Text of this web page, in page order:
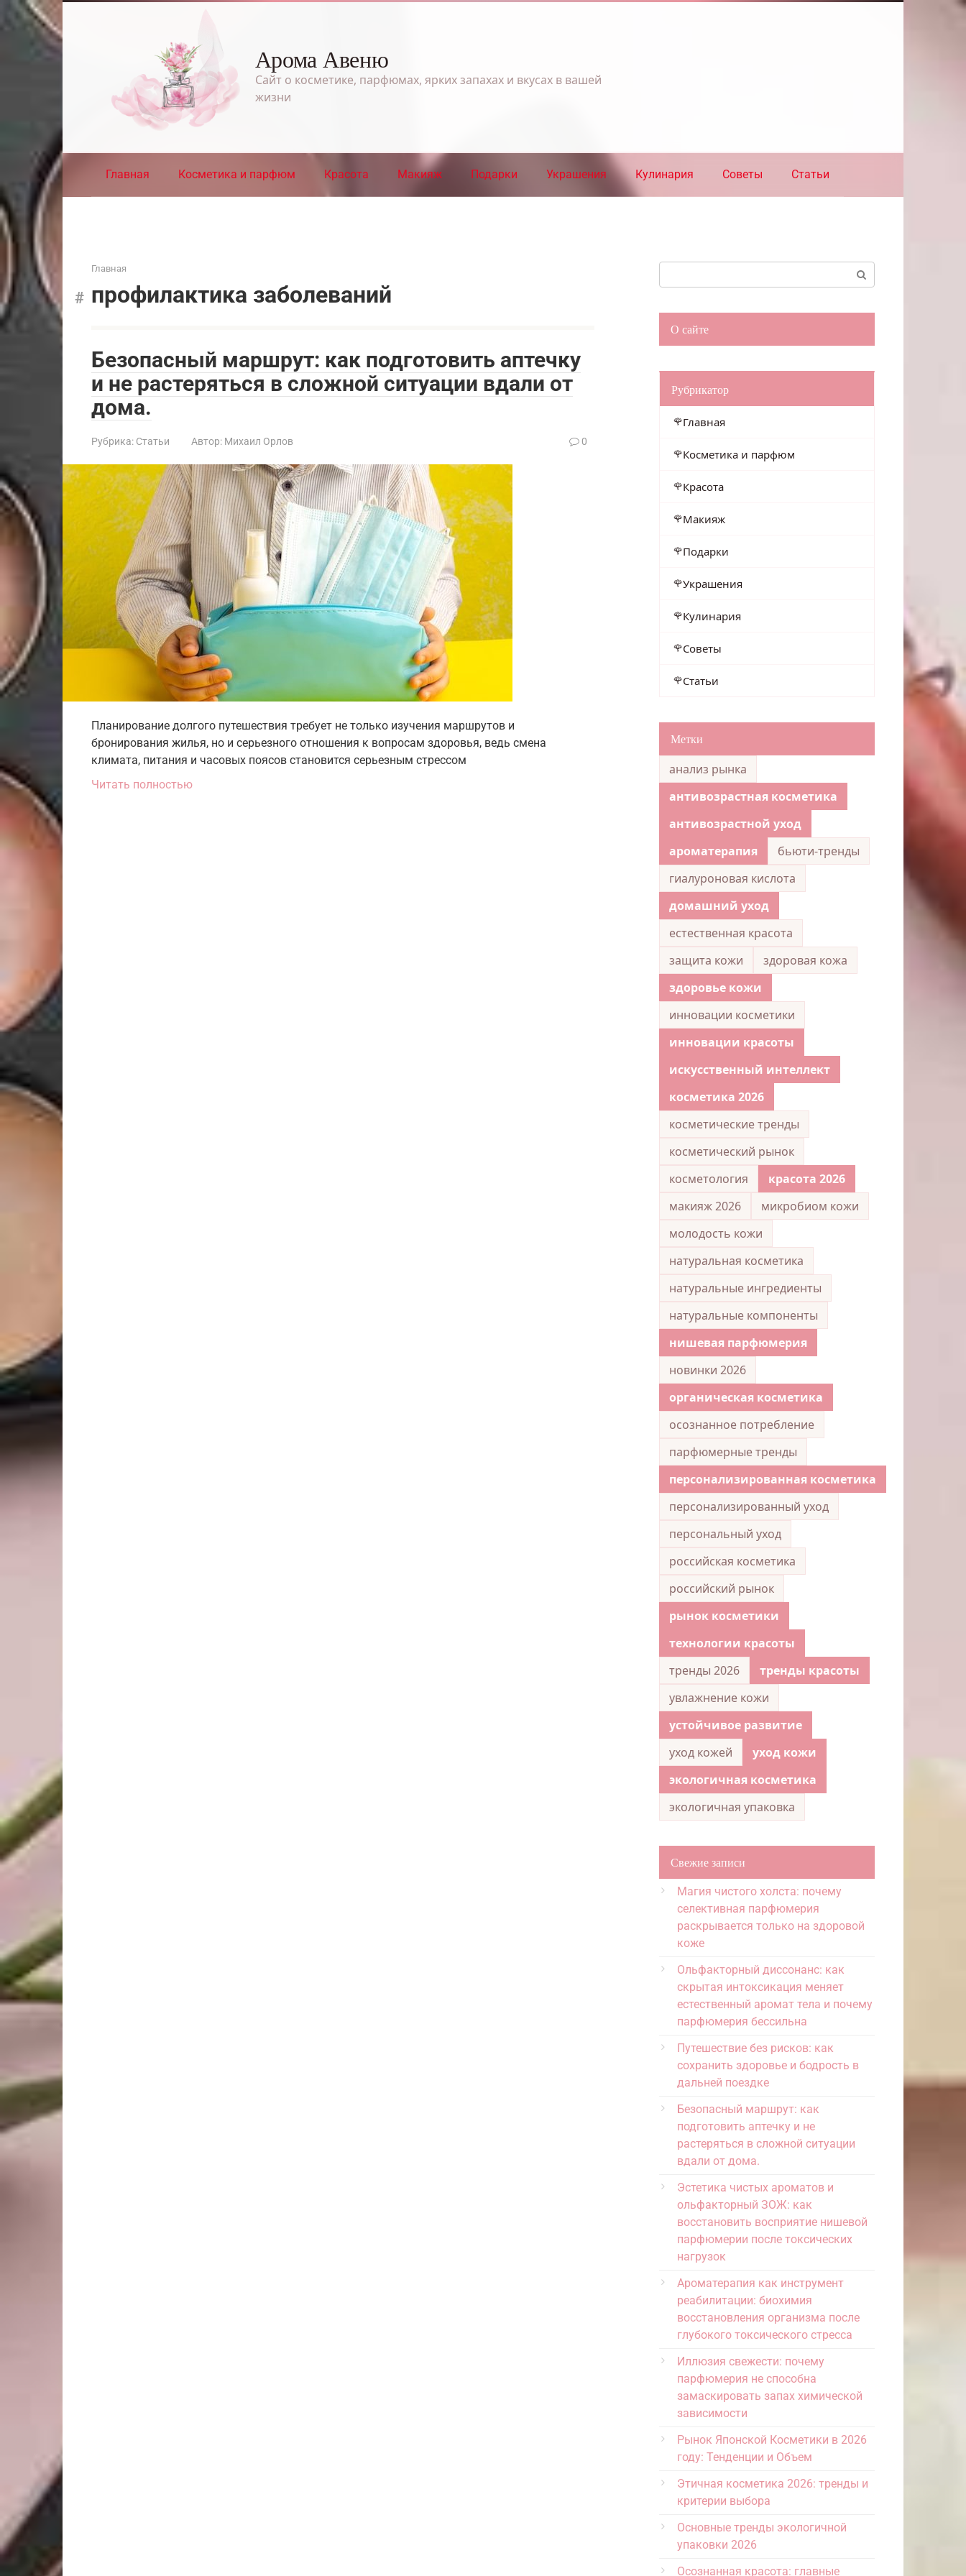
Перейти
к
контенту
Арома Авеню
Сайт о косметике, парфюмах, ярких запахах и вкусах в вашей
жизни
Главная Косметика и парфюм Красота Макияж Подарки Украшения Кулинария Советы Статьи
Главная
профилактика заболеваний
Безопасный маршрут: как подготовить аптечку
и не растеряться в сложной ситуации вдали от
дома.
Рубрика: Статьи Автор: Михаил Орлов 0
Планирование долгого путешествия требует не только изучения маршрутов и
бронирования жилья, но и серьезного отношения к вопросам здоровья, ведь смена
климата, питания и часовых поясов становится серьезным стрессом
Читать полностью
О сайте
Рубрикатор
Главная
Косметика и парфюм
Красота
Макияж
Подарки
Украшения
Кулинария
Советы
Статьи
Метки
анализ рынка
антивозрастная косметика
антивозрастной уход
ароматерапия
бьюти-тренды
гиалуроновая кислота
домашний уход
естественная красота
защита кожи
здоровая кожа
здоровье кожи
инновации косметики
инновации красоты
искусственный интеллект
косметика 2026
косметические тренды
косметический рынок
косметология
красота 2026
макияж 2026
микробиом кожи
молодость кожи
натуральная косметика
натуральные ингредиенты
натуральные компоненты
нишевая парфюмерия
новинки 2026
органическая косметика
осознанное потребление
парфюмерные тренды
персонализированная косметика
персонализированный уход
персональный уход
российская косметика
российский рынок
рынок косметики
технологии красоты
тренды 2026
тренды красоты
увлажнение кожи
устойчивое развитие
уход кожей
уход кожи
экологичная косметика
экологичная упаковка
Свежие записи
Магия чистого холста: почему
селективная парфюмерия
раскрывается только на здоровой
коже
Ольфакторный диссонанс: как
скрытая интоксикация меняет
естественный аромат тела и почему
парфюмерия бессильна
Путешествие без рисков: как
сохранить здоровье и бодрость в
дальней поездке
Безопасный маршрут: как
подготовить аптечку и не
растеряться в сложной ситуации
вдали от дома.
Эстетика чистых ароматов и
ольфакторный ЗОЖ: как
восстановить восприятие нишевой
парфюмерии после токсических
нагрузок
Ароматерапия как инструмент
реабилитации: биохимия
восстановления организма после
глубокого токсического стресса
Иллюзия свежести: почему
парфюмерия не способна
замаскировать запах химической
зависимости
Рынок Японской Косметики в 2026
году: Тенденции и Объем
Этичная косметика 2026: тренды и
критерии выбора
Основные тренды экологичной
упаковки 2026
Осознанная красота: главные